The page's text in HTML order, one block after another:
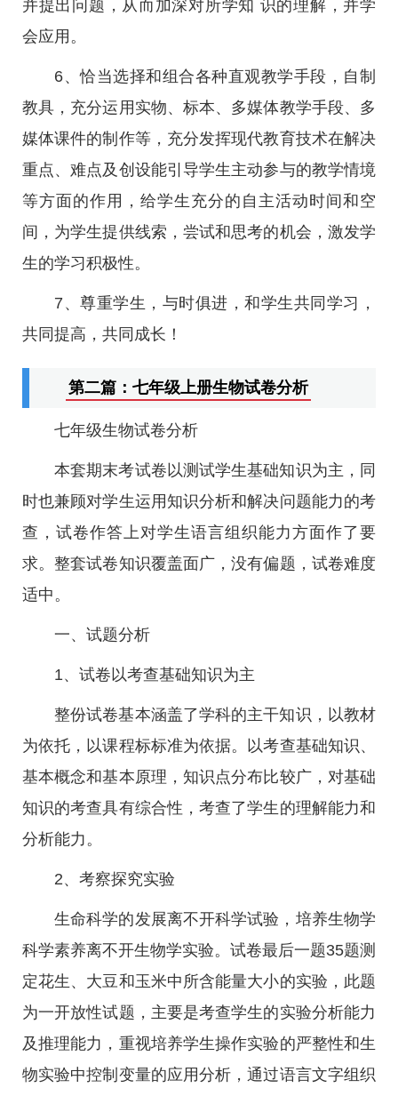
并提出问题，从而加深对所学知 识的理解，并学
会应用。
6、恰当选择和组合各种直观教学手段，自制
教具，充分运用实物、标本、多媒体教学手段、多
媒体课件的制作等，充分发挥现代教育技术在解决
重点、难点及创设能引导学生主动参与的教学情境
等方面的作用，给学生充分的自主活动时间和空
间，为学生提供线索，尝试和思考的机会，激发学
生的学习积极性。
7、尊重学生，与时俱进，和学生共同学习，
共同提高，共同成长！
第二篇：七年级上册生物试卷分析
七年级生物试卷分析
本套期末考试卷以测试学生基础知识为主，同
时也兼顾对学生运用知识分析和解决问题能力的考
查，试卷作答上对学生语言组织能力方面作了要
求。整套试卷知识覆盖面广，没有偏题，试卷难度
适中。
一、试题分析
1、试卷以考查基础知识为主
整份试卷基本涵盖了学科的主干知识，以教材
为依托，以课程标标准为依据。以考查基础知识、
基本概念和基本原理，知识点分布比较广，对基础
知识的考查具有综合性，考查了学生的理解能力和
分析能力。
2、考察探究实验
生命科学的发展离不开科学试验，培养生物学
科学素养离不开生物学实验。试卷最后一题35题测
定花生、大豆和玉米中所含能量大小的实验，此题
为一开放性试题，主要是考查学生的实验分析能力
及推理能力，重视培养学生操作实验的严整性和生
物实验中控制变量的应用分析，通过语言文字组织